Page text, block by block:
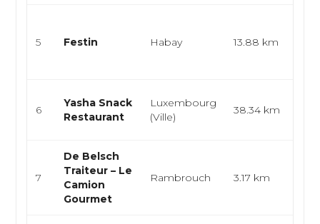
5 Festin Habay 13.88 km
6
Yasha Snack
Restaurant
Luxembourg
(Ville)
38.34 km
7
De Belsch
Traiteur – Le
Camion
Gourmet
Rambrouch 3.17 km